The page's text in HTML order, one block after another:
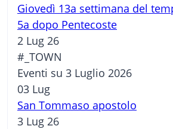
Giovedì 13a settimana del
5a dopo Pentecoste
2 Lug 26
#_TOWN
Eventi su 3 Luglio 2026
03 Lug
San Tommaso apostolo
3 Lug 26